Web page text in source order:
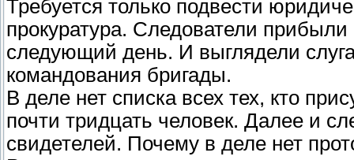
Требуется только подвести
прокуратура. Следователи
следующий день. И выглядели
командования бригады.
В деле нет списка всех тех, кто
почти тридцать человек. Далее и
свидетелей. Почему в деле нет